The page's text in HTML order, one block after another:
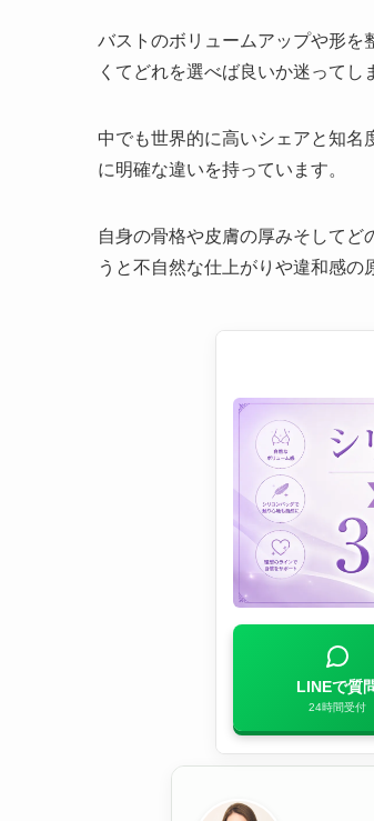
バストのボリュームアップや形を
くてどれを選べば良いか迷ってし
中でも世界的に高いシェアと知
に明確な違いを持っています。
自身の骨格や皮膚の厚みそしてど
うと不自然な仕上がりや違和感の
LINEで質
24時間受付